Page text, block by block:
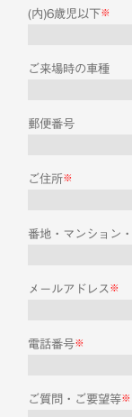
(内)6歳児以下※
ご来場時の車種
郵便番号
ご住所※
番地・マンション
メールアドレス ※
電話番号※
ご質問・ご要望等※